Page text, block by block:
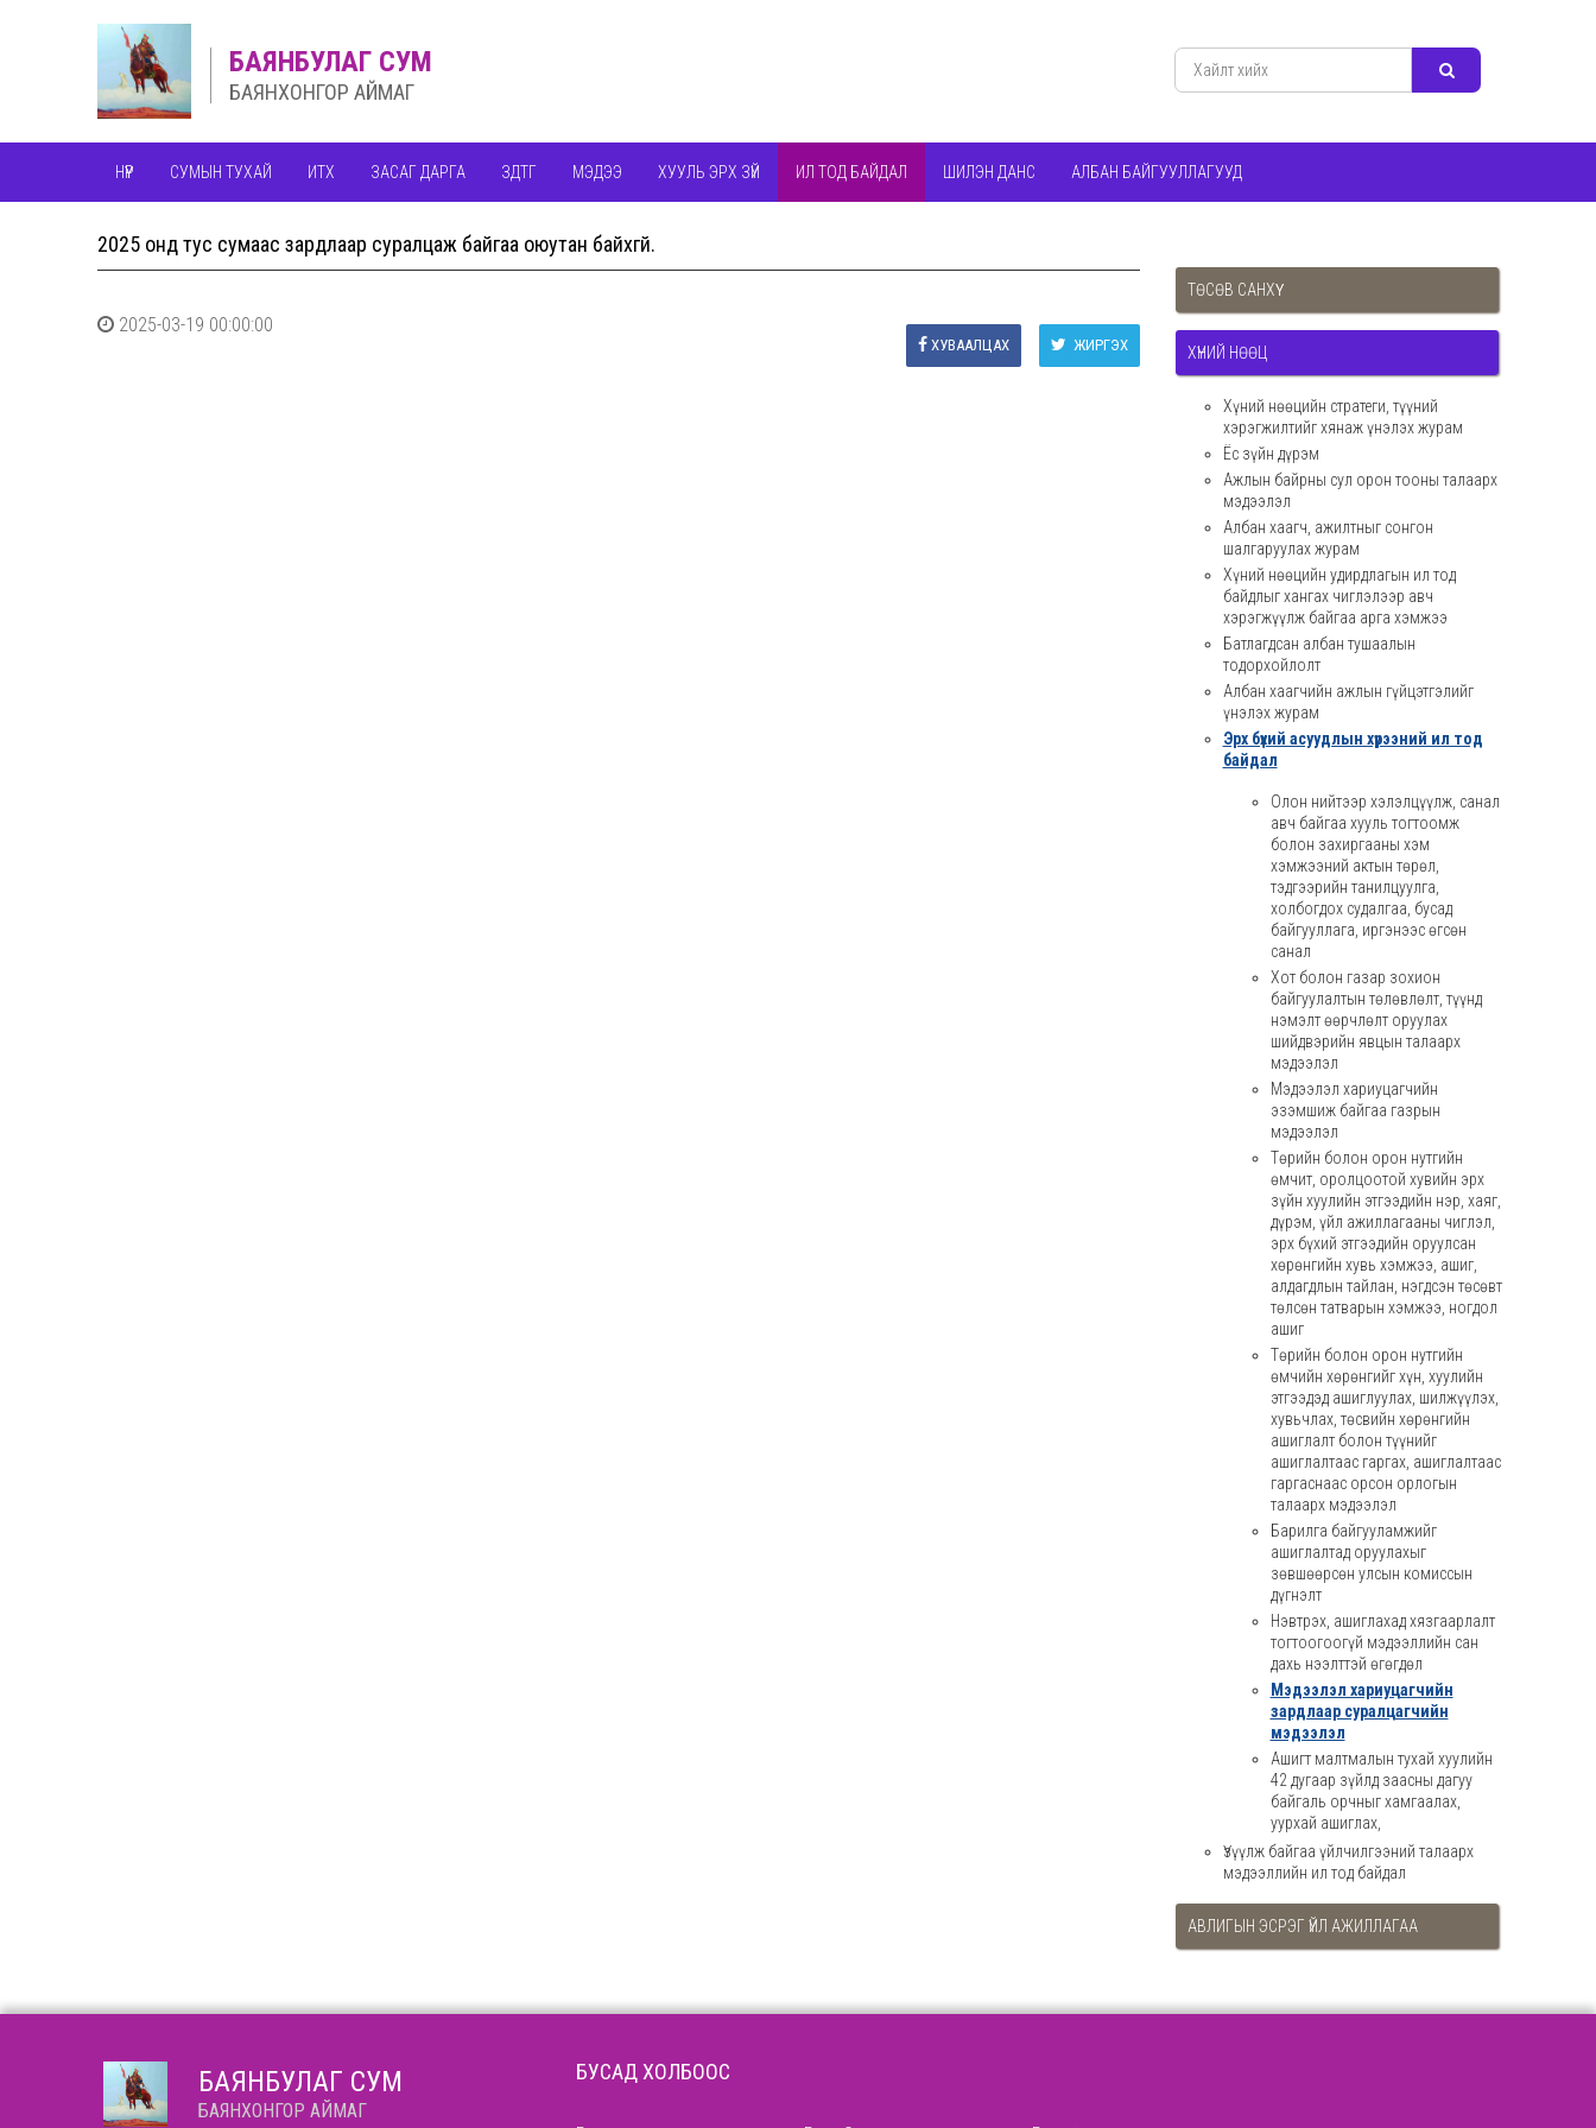
БАЯНБУЛАГ СУМ
БАЯНХОНГОР АЙМАГ
НҮҮР СУМЫН ТУХАЙ ИТХ ЗАСАГ ДАРГА ЗДТГ МЭДЭЭ ХУУЛЬ ЭРХ ЗҮЙ ИЛ ТОД БАЙДАЛ ШИЛЭН ДАНС АЛБАН БАЙГУУЛЛАГУУД
2025 онд тус сумаас зардлаар суралцаж байгаа оюутан байхгүй.
2025-03-19 00:00:00
ЖИРГЭХ
ХУВААЛЦАХ
ТӨСӨВ САНХҮҮ
ХҮНИЙ НӨӨЦ
Хүний нөөцийн стратеги, түүний
хэрэгжилтийг хянаж үнэлэх журам
Ёс зүйн дүрэм
Ажлын байрны сул орон тооны талаарх
мэдээлэл
Албан хаагч, ажилтныг сонгон
шалгаруулах журам
Хүний нөөцийн удирдлагын ил тод
байдлыг хангах чиглэлээр авч
хэрэгжүүлж байгаа арга хэмжээ
Батлагдсан албан тушаалын
тодорхойлолт
Албан хаагчийн ажлын гүйцэтгэлийг
үнэлэх журам
Эрх бүхий асуудлын хүрээний ил тод
байдал
Олон нийтээр хэлэлцүүлж, санал
авч байгаа хууль тогтоомж
болон захиргааны хэм
хэмжээний актын төрөл,
тэдгээрийн танилцуулга,
холбогдох судалгаа, бусад
байгууллага, иргэнээс өгсөн
санал
Хот болон газар зохион
байгуулалтын төлөвлөлт, түүнд
нэмэлт өөрчлөлт оруулах
шийдвэрийн явцын талаарх
мэдээлэл
Мэдээлэл хариуцагчийн
эзэмшиж байгаа газрын
мэдээлэл
Төрийн болон орон нутгийн
өмчит, оролцоотой хувийн эрх
зүйн хуулийн этгээдийн нэр, хаяг,
дүрэм, үйл ажиллагааны чиглэл,
эрх бүхий этгээдийн оруулсан
хөрөнгийн хувь хэмжээ, ашиг,
алдагдлын тайлан, нэгдсэн төсөвт
төлсөн татварын хэмжээ, ногдол
ашиг
Төрийн болон орон нутгийн
өмчийн хөрөнгийг хүн, хуулийн
этгээдэд ашиглуулах, шилжүүлэх,
хувьчлах, төсвийн хөрөнгийн
ашиглалт болон түүнийг
ашиглалтаас гаргах, ашиглалтаас
гаргаснаас орсон орлогын
талаарх мэдээлэл
Барилга байгууламжийг
ашиглалтад оруулахыг
зөвшөөрсөн улсын комиссын
дүгнэлт
Нэвтрэх, ашиглахад хязгаарлалт
тогтоогоогүй мэдээллийн сан
дахь нээлттэй өгөгдөл
Мэдээлэл хариуцагчийн
зардлаар суралцагчийн
мэдээлэл
Ашигт малтмалын тухай хуулийн
42 дугаар зүйлд заасны дагуу
байгаль орчныг хамгаалах,
уурхай ашиглах,
Үзүүлж байгаа үйлчилгээний талаарх
мэдээллийн ил тод байдал
АВЛИГЫН ЭСРЭГ ҮЙЛ АЖИЛЛАГАА
БАЯНБУЛАГ СУМ
БАЯНХОНГОР АЙМАГ
БУСАД ХОЛБООС